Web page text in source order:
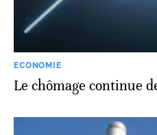
ECONOMIE
Le chômage continue